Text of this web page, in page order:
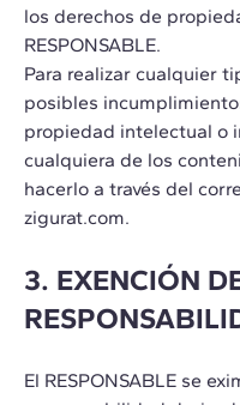
los derechos de
RESPONSABLE.
Para realizar cualquier
posibles
propiedad intelectual o
cualquiera de los
hacerlo a través del
zigurat.com.
3. EXENCIÓN
El RESPONSABLE se